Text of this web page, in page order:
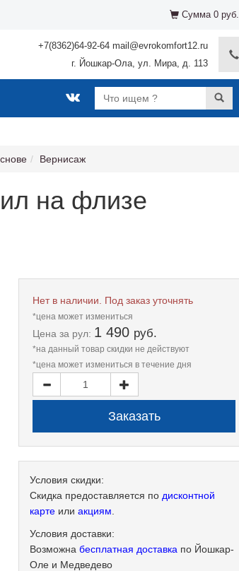
Сумма 0 руб.
+7(8362)64-92-64 mail@evrokomfort12.ru
г. Йошкар-Ола, ул. Мира, д. 113
Вернисаж
на флизе
Нет в наличии. Под заказ уточнять
*цена может измениться
Цена за рул: 1 490 руб.
*на данный товар скидки не действуют
*цена может измениться в течение дня
Условия скидки:
Скидка предоставляется по дисконтной
карте илиакциям
Условия доставки:
Возможнабесплатная доставка по Йошкар-
Оле и Медведево